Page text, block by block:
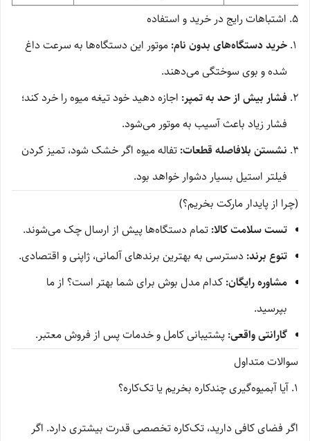
۵. اشتباهات رایج در خرید و استفاده
خرید دستگاه‌های بدون نام: موتور این دستگاه‌ها به سرعت داغ
شده و بوی سوختگی می‌دهند.
فشار بیش از حد به تمپر: اجازه دهید خود تیغه میوه را خرد کند؛
فشار زیاد باعث آسیب به موتور می‌شود.
نشستن بلافاصله قطعات: تفاله میوه اگر خشک شود، تمیز کردن
فیلتر استیل بسیار دشوار خواهد بود.
(چرا از پایدار مارکت بخریم؟)
تست سلامت کالا: تمام دستگاه‌ها پیش از ارسال چک می‌شوند.
تنوع برند: دسترسی به بهترین برندهای آلمانی، ژاپنی و اقتصادی.
مشاوره رایگان: کدام مدل بوش برای شما بهتر است؟ از ما
بپرسید.
گارانتی واقعی: پشتیبانی کامل و خدمات پس از فروش معتبر.
سوالات متداول
۱. آیا آبمیوه‌گیری چندکاره بخریم یا تک‌کاره؟
اگر فضای کافی دارید، تک‌کاره تخصصی قدرت بیشتری دارد. اگر